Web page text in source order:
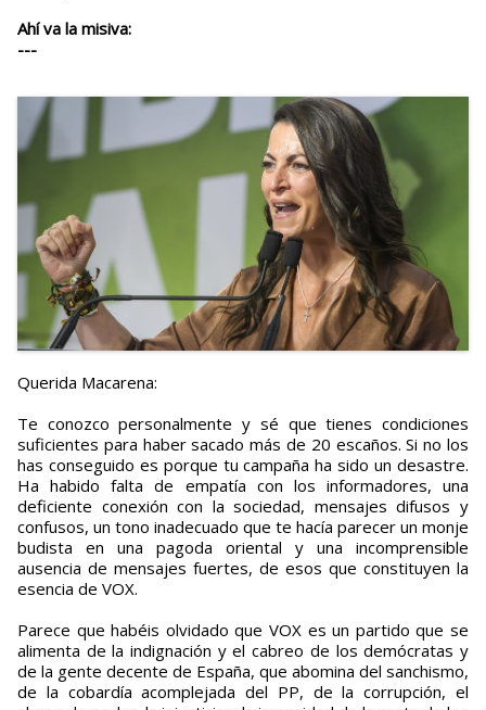
Ahí va la misiva:
---
Querida Macarena:
Te conozco personalmente y sé que tienes condiciones
suficientes para haber sacado más de 20 escaños. Si no los
has conseguido es porque tu campaña ha sido un desastre.
Ha habido falta de empatía con los informadores, una
deficiente conexión con la sociedad, mensajes difusos y
confusos, un tono inadecuado que te hacía parecer un monje
budista en una pagoda oriental y una incomprensible
ausencia de mensajes fuertes, de esos que constituyen la
esencia de VOX.
Parece que habéis olvidado que VOX es un partido que se
alimenta de la indignación y el cabreo de los demócratas y
de la gente decente de España, que abomina del sanchismo,
de la cobardía acomplejada del PP, de la corrupción, el